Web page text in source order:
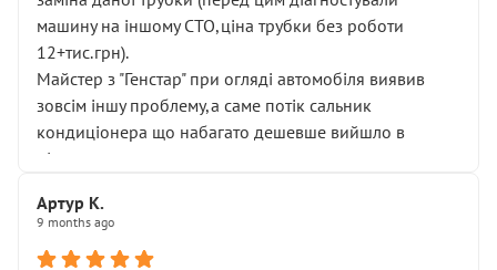
машину на іншому СТО,ціна трубки без роботи
12+тис.грн).
Майстер з "Генстар" при огляді автомобіля виявив
зовсім іншу проблему,а саме потік сальник
кондиціонера що набагато дешевше вийшло в
підсумку.
Артур К.
9 months ago